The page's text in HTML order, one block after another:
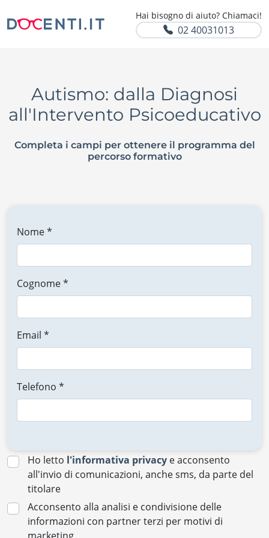
Hai bisogno di aiuto? Chiamaci!
02 40031013
Autismo: dalla Diagnosi
all'Intervento Psicoeducativo
Completa i campi per ottenere il programma del
percorso formativo
Nome *
Cognome *
Email *
Telefono *
Ho letto l'informativa privacy e acconsento
all'invio di comunicazioni, anche sms, da parte del
titolare
Acconsento alla analisi e condivisione delle
informazioni con partner terzi per motivi di